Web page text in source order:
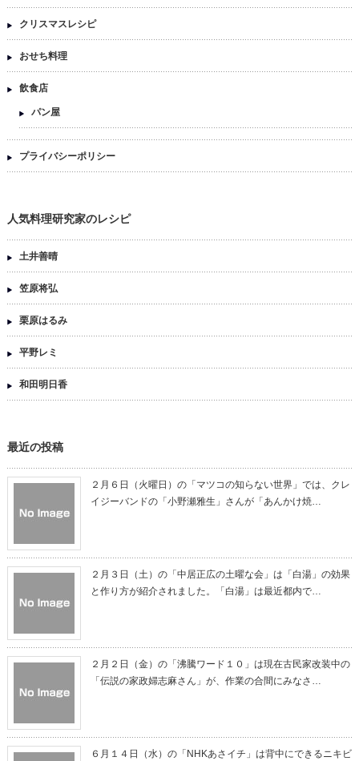
クリスマスレシピ
おせち料理
飲食店
パン屋
プライバシーポリシー
人気料理研究家のレシピ
土井善晴
笠原将弘
栗原はるみ
平野レミ
和田明日香
最近の投稿
２月６日（火曜日）の「マツコの知らない世界」では、クレ
イジーバンドの「小野瀬雅生」さんが「あんかけ焼…
２月３日（土）の「中居正広の土曜な会」は「白湯」の効果
と作り方が紹介されました。「白湯」は最近都内で…
２月２日（金）の「沸騰ワード１０」は現在古民家改装中の
「伝説の家政婦志麻さん」が、作業の合間にみなさ…
６月１４日（水）の「NHKあさイチ」は背中にできるニキビ